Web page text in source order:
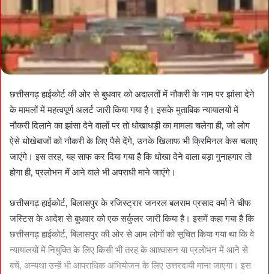
छत्तीसगढ़ हाईकोर्ट की ओर से बुधवार को अदालतों में नौकरी के नाम पर झांसा देने
के मामलों में महत्वपूर्ण अलर्ट जारी किया गया है। इसके मुताबिक न्यायालयों में
नौकरी दिलाने का झांसा देने वालों पर तो धोखाधड़ी का मामला चलेगा ही, जो लोग
ऐसे धोखेबाजों को नौकरी के लिए पैसे देंगे, उनके खिलाफ भी क्रिमिनल केस चलाए
जाएंगे। इस तरह, यह साफ कर दिया गया है कि धोखा देने वाला बड़ा गुनाहगार तो
होगा ही, प्रलोभन में आने वाले भी अपराधी माने जाएंगे।
छत्तीसगढ़ हाईकोर्ट, बिलासपुर के रजिस्ट्रार जनरल बलराम प्रसाद वर्मा ने चीफ
जस्टिस के आदेश से बुधवार को एक सर्कुलर जारी किया है। इसमें कहा गया है कि
छत्तीसगढ़ हाईकोर्ट, बिलासपुर की ओर से आम लोगों को सूचित किया गया था कि वे
न्यायालयों में नियुक्ति के लिए किसी भी तरह के आश्वासन या प्रलोभन में आने से
बचें, अन्यथा उन्हें भी आपराधिक अभियोजन के लिए उत्तरदायी माना जाएगा। इस